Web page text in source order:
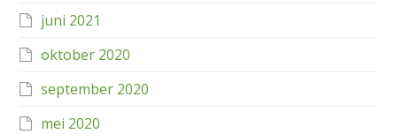
juni 2021
oktober 2020
september 2020
mei 2020